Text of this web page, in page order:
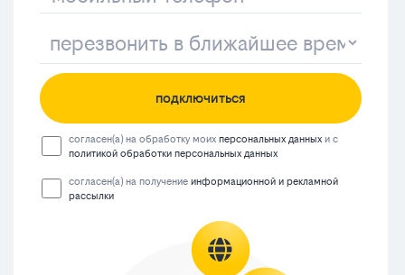
подключиться
согласен(а) на обработку моихперсональных данных и с
политикой обработки персональных данных
согласен(а) на получениеинформационной и рекламной
рассылки